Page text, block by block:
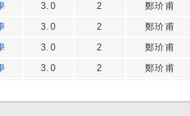
3.0 2 鄭玠甫
3.0 2 鄭玠甫
3.0 2 鄭玠甫
3.0 2 鄭玠甫